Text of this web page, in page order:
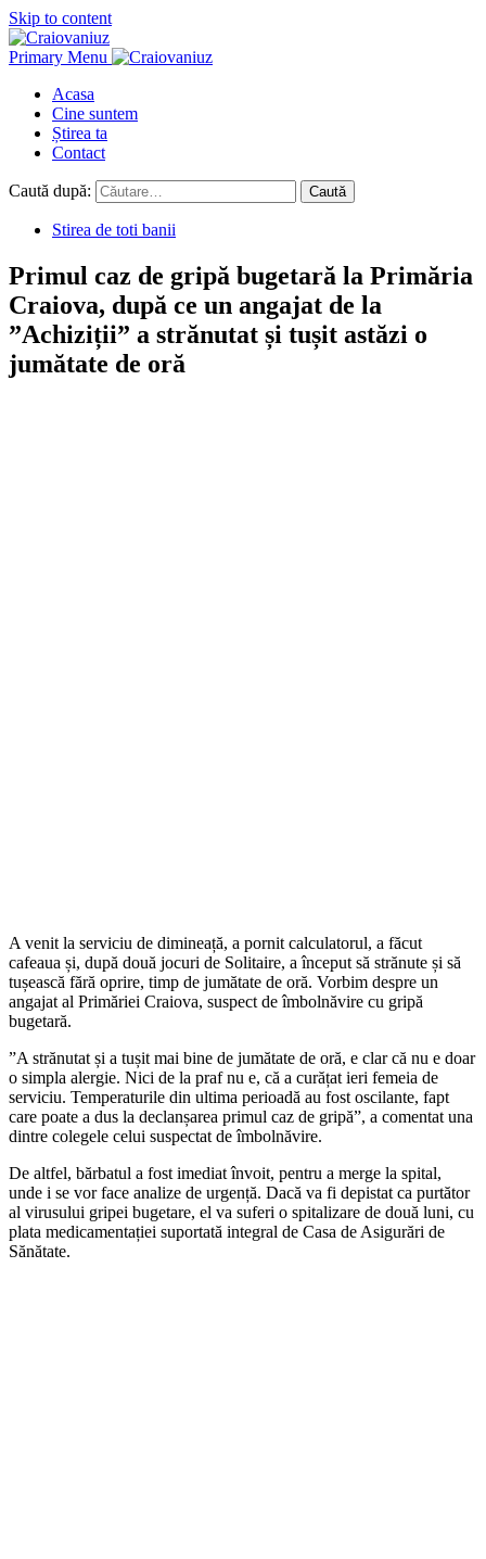
Skip to content
Primary Menu
Acasa
Cine suntem
Știrea ta
Contact
Caută după:
Stirea de toti banii
Primul caz de gripă bugetară la Primăria
Craiova, după ce un angajat de la
”Achiziții” a strănutat și tușit astăzi o
jumătate de oră
A venit la serviciu de dimineață, a pornit calculatorul, a făcut
cafeaua și, după două jocuri de Solitaire, a început să strănute și să
tușească fără oprire, timp de jumătate de oră. Vorbim despre un
angajat al Primăriei Craiova, suspect de îmbolnăvire cu gripă
bugetară.
”A strănutat și a tușit mai bine de jumătate de oră, e clar că nu e doar
o simpla alergie. Nici de la praf nu e, că a curățat ieri femeia de
serviciu. Temperaturile din ultima perioadă au fost oscilante, fapt
care poate a dus la declanșarea primul caz de gripă”, a comentat una
dintre colegele celui suspectat de îmbolnăvire.
De altfel, bărbatul a fost imediat învoit, pentru a merge la spital,
unde i se vor face analize de urgență. Dacă va fi depistat ca purtător
al virusului gripei bugetare, el va suferi o spitalizare de două luni, cu
plata medicamentației suportată integral de Casa de Asigurări de
Sănătate.